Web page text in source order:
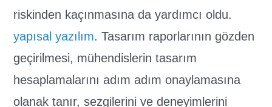
riskinden kaçınmasına da yardımcı oldu.
yapısal yazılım. Tasarım raporlarının gözden
geçirilmesi, mühendislerin tasarım
hesaplamalarını adım adım onaylamasına
olanak tanır, sezgilerini ve deneyimlerini